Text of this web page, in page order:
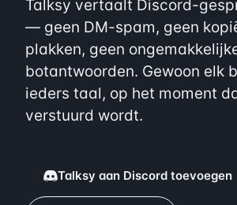
Talksy vertaalt Discord-
— geen DM-spam, geen
plakken, geen
botantwoorden. Gewoon elk
ieders taal, op het moment
verstuurd wordt.
Talksy aan Discord toevoegen